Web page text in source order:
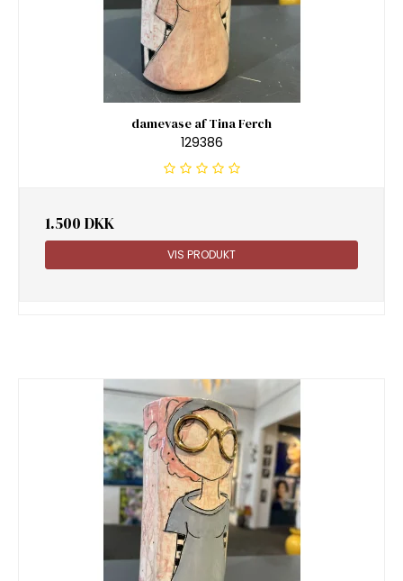
damevase af Tina Ferch
129386
1.500 DKK
VIS PRODUKT